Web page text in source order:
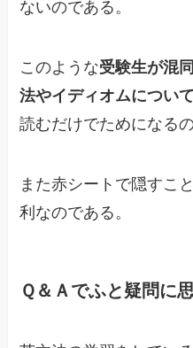
ないのである。
このような受験生が混
法やイディオムについ
読むだけでためになるの
また赤シートで隠すこ
利なのである。
Ｑ＆Ａでふと疑問に